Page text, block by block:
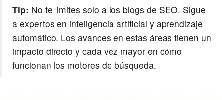
Tip: No te limites solo a los blogs de SEO. Sigue
a expertos en inteligencia artificial y aprendizaje
automático. Los avances en estas áreas tienen un
impacto directo y cada vez mayor en cómo
funcionan los motores de búsqueda.